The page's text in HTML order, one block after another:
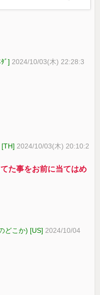
ﾞ] 2024/10/03(木) 22:28:3
2024/10/03(木) 20:10:2
た事をお前に当てはめ
どこか) [US] 2024/10/04